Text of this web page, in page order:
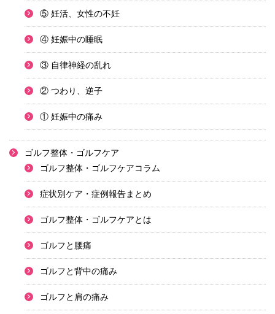
⑤ 妊活、女性の不妊
④ 妊娠中の睡眠
③ 自律神経の乱れ
② つわり、逆子
① 妊娠中の痛み
ゴルフ整体・ゴルフケア
ゴルフ整体・ゴルフケアコラム
症状別ケア・症例報告まとめ
ゴルフ整体・ゴルフケアとは
ゴルフと腰痛
ゴルフと背中の痛み
ゴルフと肩の痛み